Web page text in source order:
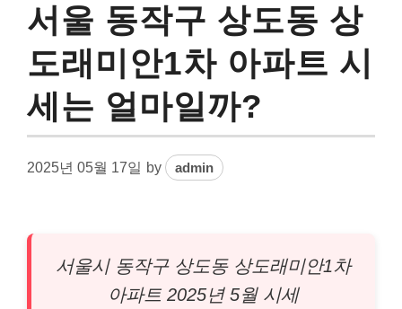
서울 동작구 상도동 상
도래미안1차 아파트 시
세는 얼마일까?
2025년 05월 17일 by admin
서울시 동작구 상도동 상도래미안1차
아파트 2025년 5월 시세